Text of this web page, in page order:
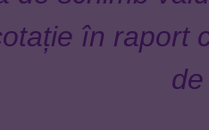
în raport